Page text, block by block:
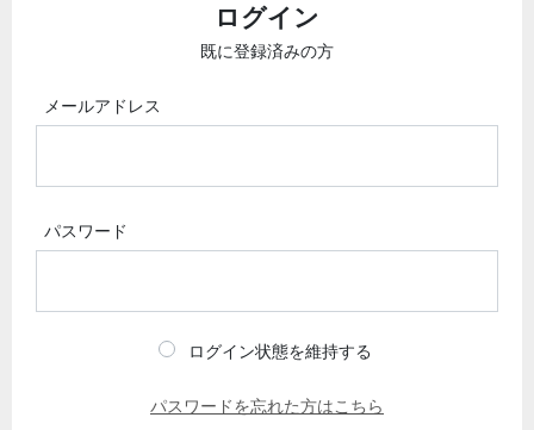
ログイン
既に登録済みの方
メールアドレス
パスワード
ログイン状態を維持する
パスワードを忘れた方はこちら